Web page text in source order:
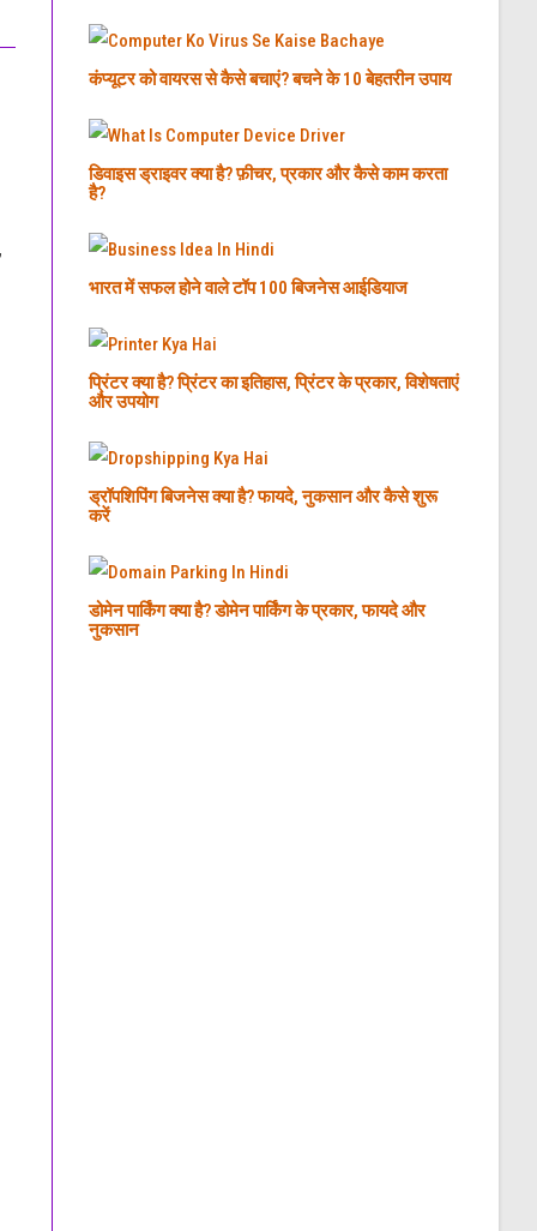
कंप्यूटर को वायरस से कैसे बचाएं? बचने के 10 बेहतरीन उपाय
डिवाइस ड्राइवर क्या है? फ़ीचर, प्रकार और कैसे काम करता
है?
भारत में सफल होने वाले टॉप 100 बिजनेस आईडियाज
प्रिंटर क्या है? प्रिंटर का इतिहास, प्रिंटर के प्रकार, विशेषताएं
और उपयोग
ड्रॉपशिपिंग बिजनेस क्या है? फायदे, नुकसान और कैसे शुरू
करें
डोमेन पार्किंग क्या है? डोमेन पार्किंग के प्रकार, फायदे और
नुकसान